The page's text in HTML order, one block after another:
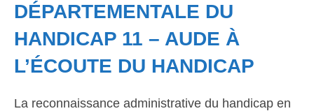
DÉPARTEMENTALE DU
HANDICAP 11 – AUDE À
L’ÉCOUTE DU HANDICAP
La reconnaissance administrative du handicap en